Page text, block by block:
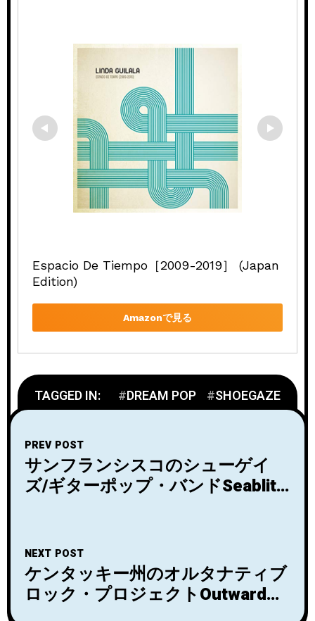
Espacio De Tiempo［2009-2019］ (Japan
Edition)
Amazonで見る
TAGGED IN: DREAM POP SHOEGAZE
PREV POST
サンフランシスコのシューゲイ
ズ/ギターポップ・バンドSeablite
NEXT POST
ケンタッキー州のオルタナティブ
ロック・プロジェクトOutwardが